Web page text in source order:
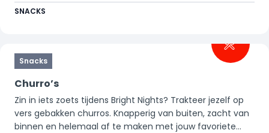
SNACKS
Snacks
Churro’s
Zin in iets zoets tijdens Bright Nights? Trakteer jezelf op
vers gebakken churros. Knapperig van buiten, zacht van
binnen en helemaal af te maken met jouw favoriete